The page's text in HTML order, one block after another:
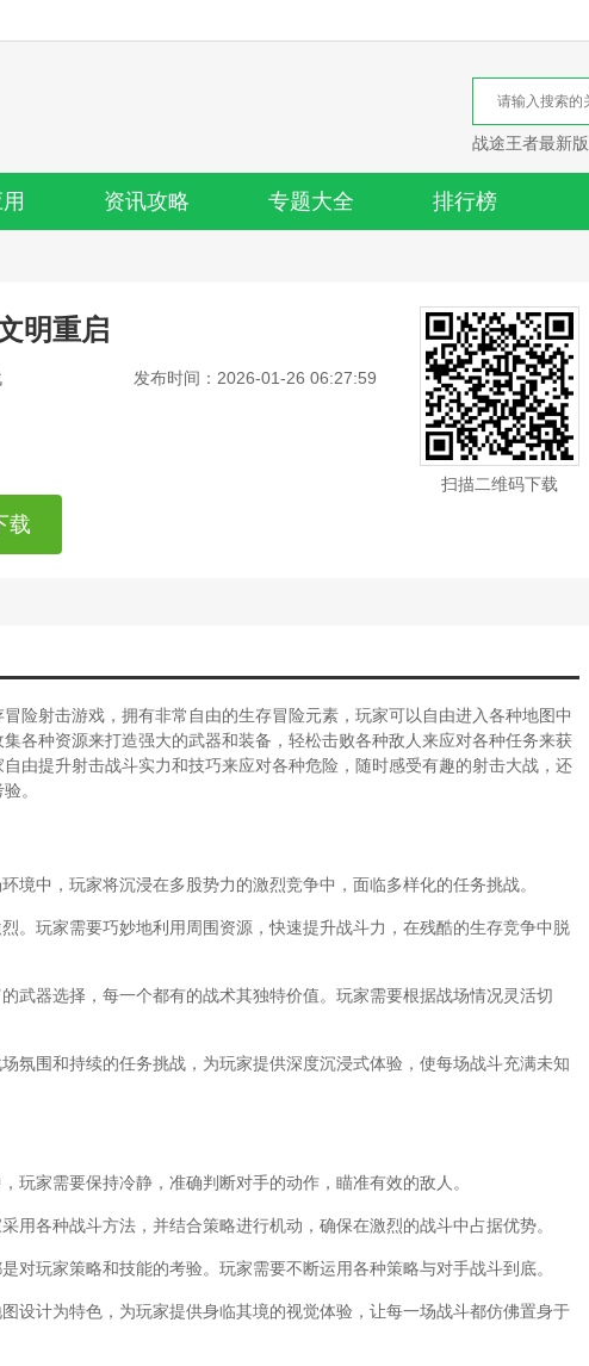
战途王者最新版
资讯攻略 专题大全 排行榜
明重启
发布时间：2026-01-26 06:27:59
载
扫描二维码下载
险射击游戏，拥有非常自由的生存冒险元素，玩家可以自由进入各种地图中
各种资源来打造强大的武器和装备，轻松击败各种敌人来应对各种任务来获
由提升射击战斗实力和技巧来应对各种危险，随时感受有趣的射击大战，还
。
境中，玩家将沉浸在多股势力的激烈竞争中，面临多样化的任务挑战。
。玩家需要巧妙地利用周围资源，快速提升战斗力，在残酷的生存竞争中脱
武器选择，每一个都有的战术其独特价值。玩家需要根据战场情况灵活切
氛围和持续的任务挑战，为玩家提供深度沉浸式体验，使每场战斗充满未知
玩家需要保持冷静，准确判断对手的动作，瞄准有效的敌人。
用各种战斗方法，并结合策略进行机动，确保在激烈的战斗中占据优势。
对玩家策略和技能的考验。玩家需要不断运用各种策略与对手战斗到底。
设计为特色，为玩家提供身临其境的视觉体验，让每一场战斗都仿佛置身于